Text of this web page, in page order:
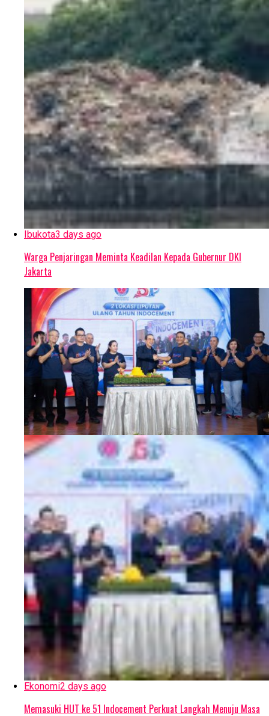
Ibukota3 days ago
Warga Penjaringan Meminta Keadilan Kepada Gubernur DKI
Jakarta
Ekonomi2 days ago
Memasuki HUT ke 51 Indocement Perkuat Langkah Menuju Masa